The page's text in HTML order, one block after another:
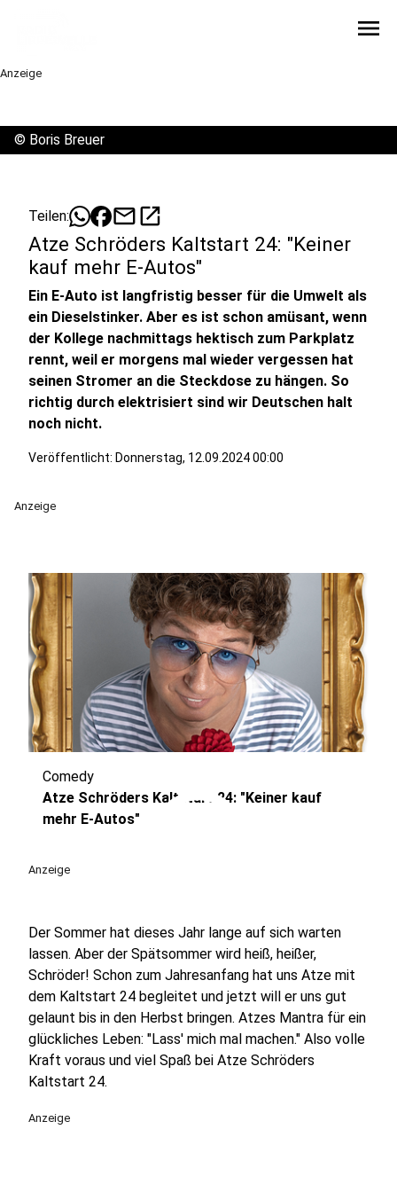
menu
Anzeige
© Boris Breuer
Teilen: mailopen_in_new
Atze Schröders Kaltstart 24: "Keiner
kauf mehr E-Autos"
Ein E-Auto ist langfristig besser für die Umwelt als
ein Dieselstinker. Aber es ist schon amüsant, wenn
der Kollege nachmittags hektisch zum Parkplatz
rennt, weil er morgens mal wieder vergessen hat
seinen Stromer an die Steckdose zu hängen. So
richtig durch elektrisiert sind wir Deutschen halt
noch nicht.
Veröffentlicht: Donnerstag, 12.09.2024 00:00
Anzeige
play_circle
Comedy
Atze Schröders Kaltstart 24: "Keiner kauf
mehr E-Autos"
Anzeige
Der Sommer hat dieses Jahr lange auf sich warten
lassen. Aber der Spätsommer wird heiß, heißer,
Schröder! Schon zum Jahresanfang hat uns Atze mit
dem Kaltstart 24 begleitet und jetzt will er uns gut
gelaunt bis in den Herbst bringen. Atzes Mantra für ein
glückliches Leben: "Lass' mich mal machen." Also volle
Kraft voraus und viel Spaß bei Atze Schröders
Kaltstart 24.
Anzeige